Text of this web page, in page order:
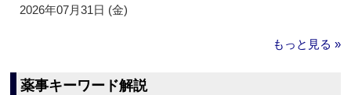
2026年07月31日 (金)
もっと見る »
薬事キーワード解説